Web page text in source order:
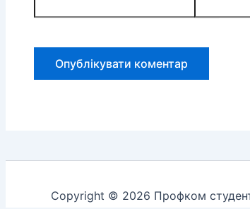
Copyright © 2026 Профком